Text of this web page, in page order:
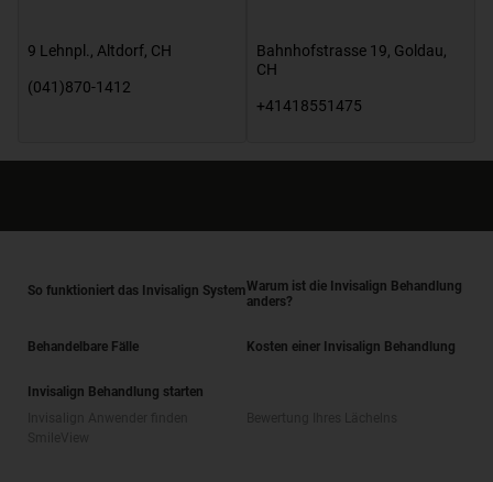
9 Lehnpl., Altdorf, CH
(041)870-1412
Bahnhofstrasse 19, Goldau,
CH
+41418551475
So funktioniert das Invisalign SystemWarum ist die Invisalign Behandlung
anders?
Behandelbare Fälle Kosten einer Invisalign Behandlung
Invisalign Behandlung starten